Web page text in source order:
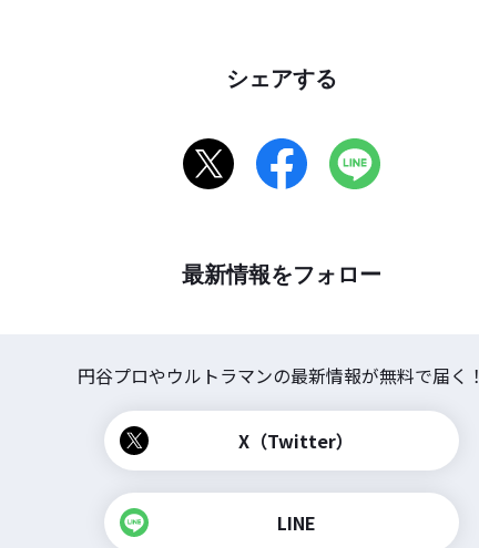
シェアする
最新情報をフォロー
円谷プロやウルトラマンの最新情報が無料で届く！
X（Twitter）
LINE